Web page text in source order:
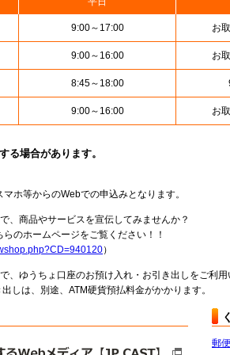
9:00～17:00 お
9:00～16:00 お
8:45～18:00
9:00～16:00 お
る場合があります。
ホ等からのWebでの申込みとなります。
、商品やサービスを宣伝してみませんか？
のホームページをご覧ください！！
）
、ゆうちょ口座のお預け入れ・お引き出しをご利用
しは、別途、ATM硬貨預払料金がかかります。
郵